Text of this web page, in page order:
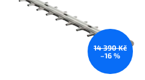
14 390 Kč
–16 %